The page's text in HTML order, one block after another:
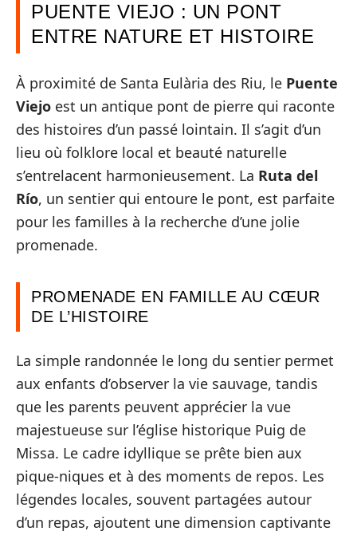
PUENTE VIEJO : UN PONT
ENTRE NATURE ET HISTOIRE
À proximité de Santa Eulària des Riu, le Puente
Viejo est un antique pont de pierre qui raconte
des histoires d’un passé lointain. Il s’agit d’un
lieu où folklore local et beauté naturelle
s’entrelacent harmonieusement. La Ruta del
Río, un sentier qui entoure le pont, est parfaite
pour les familles à la recherche d’une jolie
promenade.
PROMENADE EN FAMILLE AU CŒUR
DE L’HISTOIRE
La simple randonnée le long du sentier permet
aux enfants d’observer la vie sauvage, tandis
que les parents peuvent apprécier la vue
majestueuse sur l’église historique Puig de
Missa. Le cadre idyllique se prête bien aux
pique-niques et à des moments de repos. Les
légendes locales, souvent partagées autour
d’un repas, ajoutent une dimension captivante